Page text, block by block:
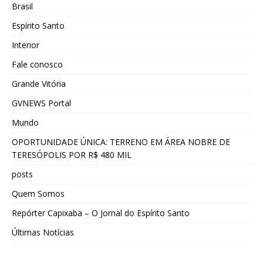
Brasil
Espírito Santo
Interior
Fale conosco
Grande Vitória
GVNEWS Portal
Mundo
OPORTUNIDADE ÚNICA: TERRENO EM ÁREA NOBRE DE
TERESÓPOLIS POR R$ 480 MIL
posts
Quem Somos
Repórter Capixaba – O Jornal do Espírito Santo
Últimas Notícias